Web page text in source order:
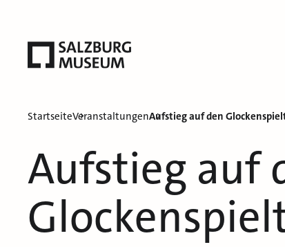
StartseiteVeranstaltungenAufstieg auf den
Aufstieg auf